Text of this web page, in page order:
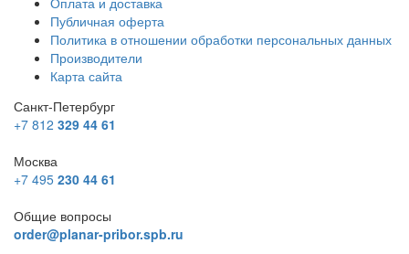
Публичная оферта
Политика в отношении обработки персональных данных
Производители
Карта сайта
Санкт-Петербург
+7 812 329 44 61
Москва
+7 495 230 44 61
Общие вопросы
order@planar-pribor.spb.ru